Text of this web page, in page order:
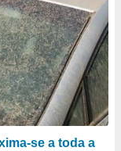
se a toda a